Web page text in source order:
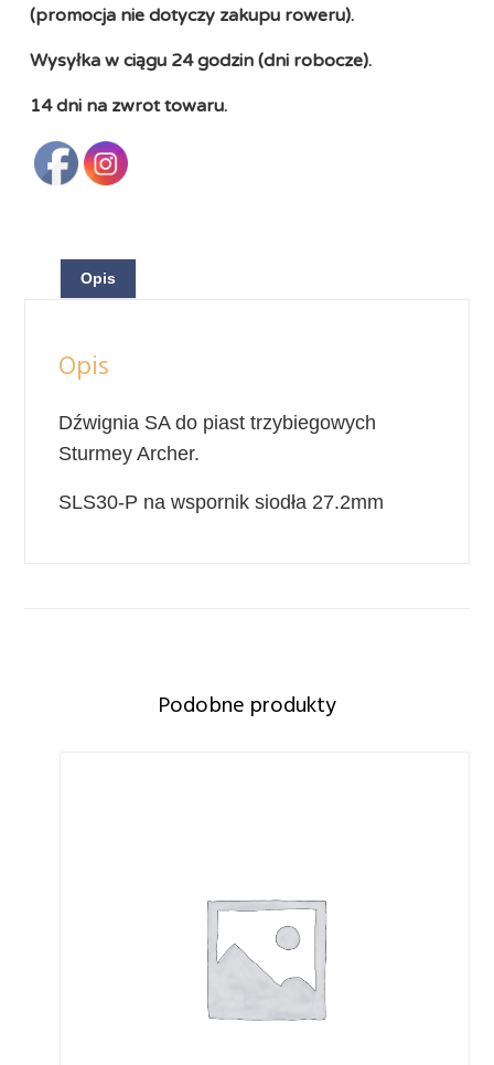
(promocja nie dotyczy zakupu roweru).
Wysyłka w ciągu 24 godzin (dni robocze).
14 dni na zwrot towaru.
Opis
Opis
Dźwignia SA do piast trzybiegowych
Sturmey Archer.
SLS30-P na wspornik siodła 27.2mm
Podobne produkty